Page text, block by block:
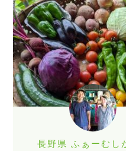
長野県 ふぁーむし